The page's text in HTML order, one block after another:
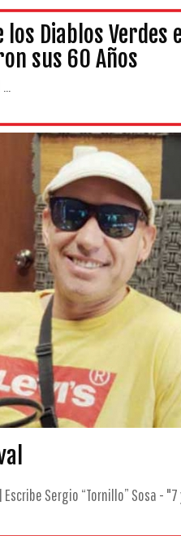
Diablos Verdes
sus 60 Años
| Escribe Sergio “Tornillo” Sosa -